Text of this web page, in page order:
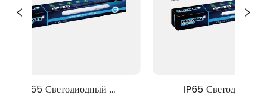
IP65 Светодиодный
IP65 Светодиодный